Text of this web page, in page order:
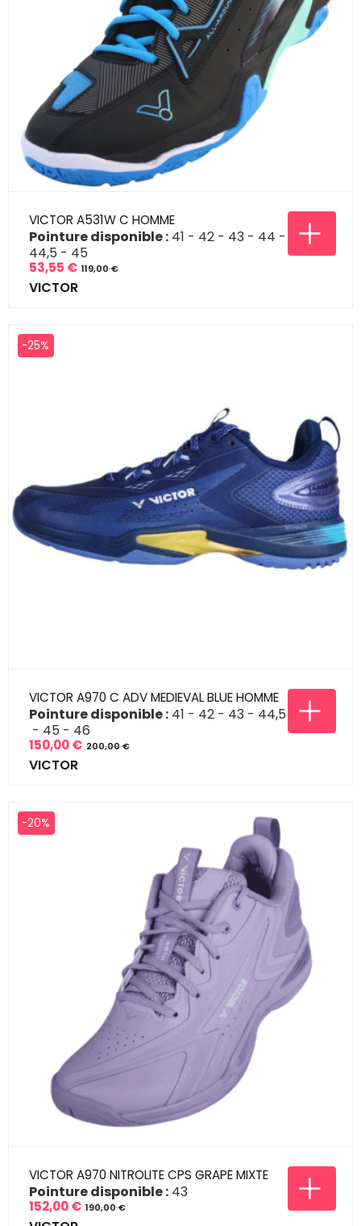
VICTOR A531W C HOMME
Prix
53,55 €
Prix
de
119,00 €
Pointure disponible : 41 42 43
44
44,5
45
VICTOR
VICTOR A970 C ADV MEDIEVAL BLUE HOMME
Prix
150,00 €
Prix
de
200,00 €
Pointure disponible : 41 42 43
44,5
45
46
VICTOR
-25%
VICTOR A970 NITROLITE CPS GRAPE MIXTE
Prix
152,00 €
Prix
190,00 €
Pointure disponible : 43
-20%